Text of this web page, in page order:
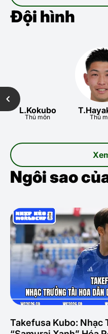
Đội hình
L.Kokubo
Thủ môn Thủ
Ngôi sao
Takefusa Kubo: Nhạc